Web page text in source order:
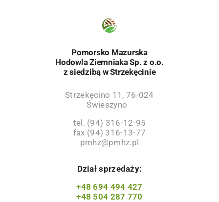
Pomorsko Mazurska
Hodowla Ziemniaka Sp. z o.o.
z siedzibą w Strzekęcinie
Strzekęcino 11, 76-024
Świeszyno
tel. (94) 316-12-95
fax (94) 316-13-77
pmhz@pmhz.pl
Dział sprzedaży:
+48 694 494 427
+48 504 287 770